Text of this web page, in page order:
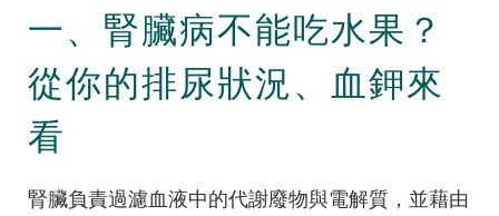
一、腎臟病不能吃水果？
從你的排尿狀況、血鉀來
看
腎臟負責過濾血液中的代謝廢物與電解質，並藉由